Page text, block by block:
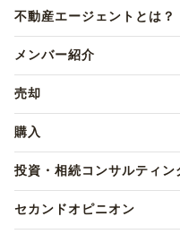
不動産エージェントとは？
メンバー紹介
売却
購入
投資・相続コンサルティン
セカンドオピニオン